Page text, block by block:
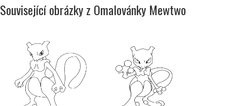
Související obrázky z Omalovánky Mewtwo